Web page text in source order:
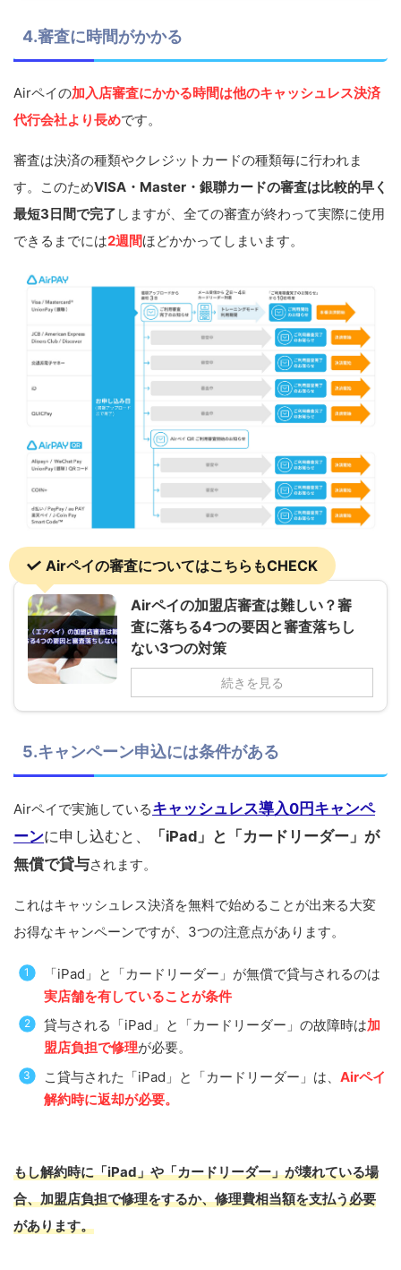
4.審査に時間がかかる
Airペイの加入店審査にかかる時間は他のキャッシュレス決済
代行会社より長めです。
審査は決済の種類やクレジットカードの種類毎に行われま
す。このためVISA・Master・銀聯カードの審査は比較的早く
最短3日間で完了 しますが、全ての審査が終わって実際に使用
できるまでには2週間ほどかかってしまいます。
Airペイの審査についてはこちらもCHECK
Airペイの加盟店審査は難しい？審
査に落ちる4つの要因と審査落ちし
ない3つの対策
続きを見る
5.キャンペーン申込には条件がある
Airペイで実施しているキャッシュレス導入0円キャンペ
ーンに申し込むと、
「iPad」と「カードリーダー」が
無償で貸与されます。
これはキャッシュレス決済を無料で始めることが出来る大変
お得なキャンペーンですが、3つの注意点があります。
「iPad」と「カードリーダー」が無償で貸与されるのは
実店舗を有していることが条件
貸与される「iPad」と「カードリーダー」の故障時は加
盟店負担で修理が必要。
こ貸与された「iPad」と「カードリーダー」は、 Airペイ
解約時に返却が必要。
もし解約時に「iPad」や「カードリーダー」が壊れている場
合、加盟店負担で修理をするか、修理費相当額を支払う必要
があります。